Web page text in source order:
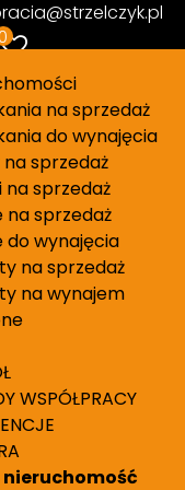
na sprzedaż
do wynajęcia
sprzedaż
na sprzedaż
na sprzedaż
do wynajęcia
na sprzedaż
na wynajem
WSPÓŁPRACY
nieruchomość